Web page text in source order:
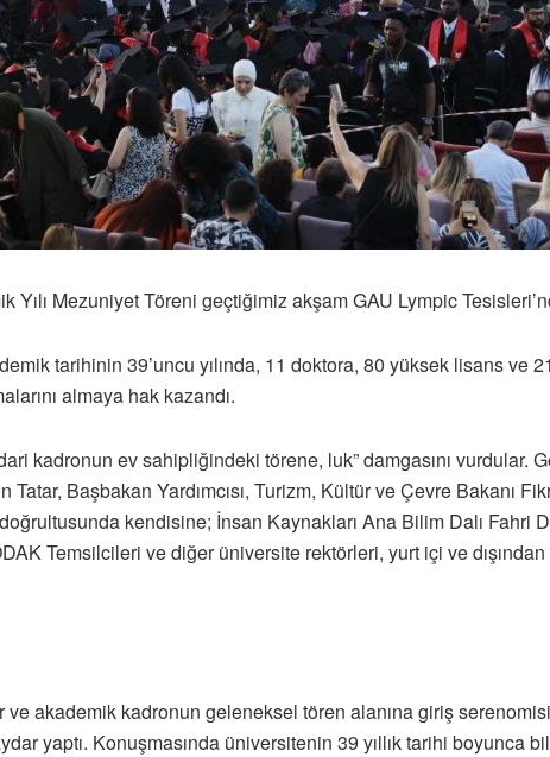
Mezuniyet Töreni geçtiğimiz akşam GAU Lympic
tarihinin 39’uncu yılında, 11 doktora, 80 yüksek lisans ve
almaya hak kazandı.
kadronun ev sahipliğindeki törene, luk” damgasını vurdular.
Başbakan Yardımcısı, Turizm, Kültür ve Çevre Bakanı
kendisine; İnsan Kaynakları Ana Bilim Dalı Fahri
Temsilcileri ve diğer üniversite rektörleri, yurt içi ve
akademik kadronun geleneksel tören alanına giriş
yaptı. Konuşmasında üniversitenin 39 yıllık tarihi boyunca